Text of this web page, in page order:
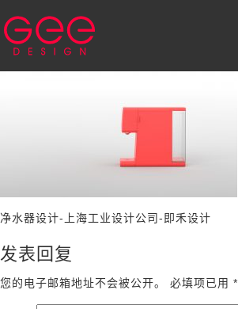
净水器设计-上海工业设计公司-即禾设计
发表回复
您的电子邮箱地址不会被公开。 必填项已用 *